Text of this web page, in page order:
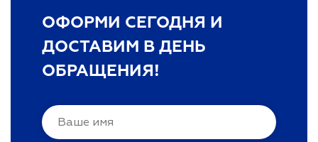
ОФОРМИ СЕГОДНЯ И
ДОСТАВИМ В ДЕНЬ
ОБРАЩЕНИЯ!